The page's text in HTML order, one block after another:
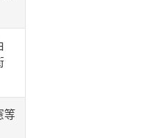
等